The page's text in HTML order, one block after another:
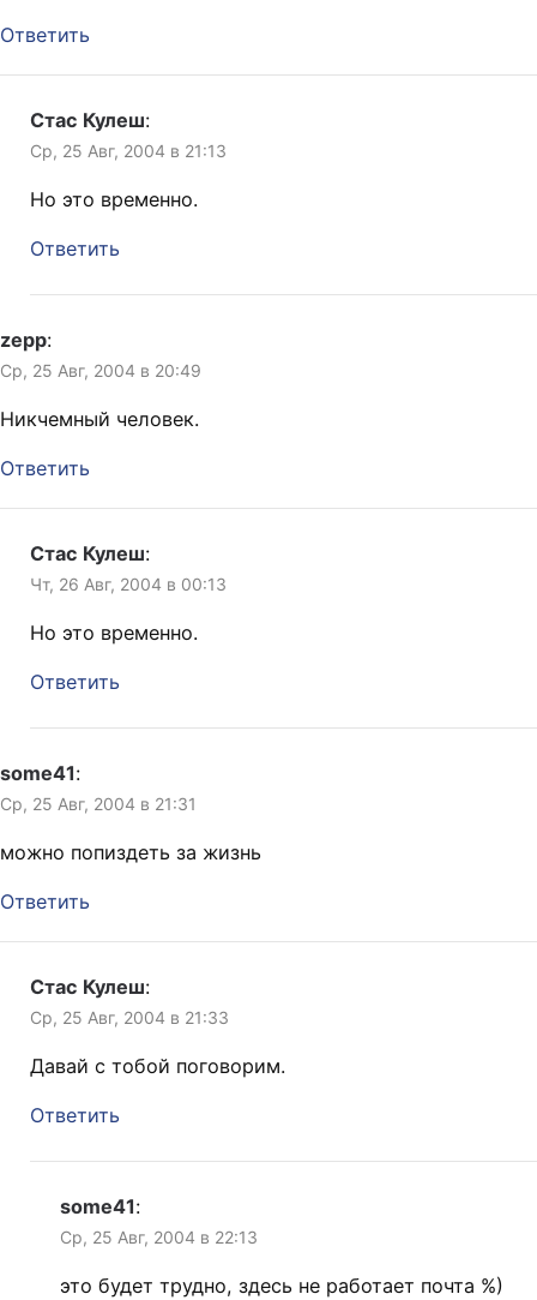
Ответить
Стас Кулеш:
Ср, 25 Авг, 2004 в 21:13
Но это временно.
Ответить
zepp:
Ср, 25 Авг, 2004 в 20:49
Никчемный человек.
Ответить
Стас Кулеш:
Чт, 26 Авг, 2004 в 00:13
Но это временно.
Ответить
some41:
Ср, 25 Авг, 2004 в 21:31
можно попиздеть за жизнь
Ответить
Стас Кулеш:
Ср, 25 Авг, 2004 в 21:33
Давай с тобой поговорим.
Ответить
some41:
Ср, 25 Авг, 2004 в 22:13
это будет трудно, здесь не работает почта %)